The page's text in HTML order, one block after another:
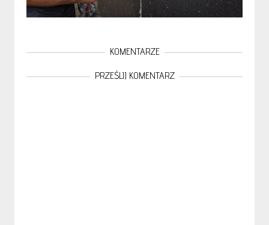
KOMENTARZE
PRZEŚLIJ KOMENTARZ